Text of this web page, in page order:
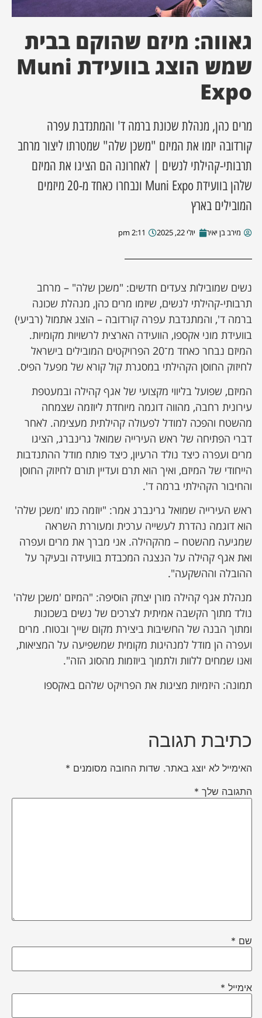
מקומית
עסקים
גאווה: מיזם שהוקם בבית
שמש הוצג בוועידת Muni
Expo
מרים כהן, מנהלת שכונת ברמה ד' והמתנדבת עפרה
קורדובה יזמו את המיזם "משכן שלה" שמטרתו ליצור מרחב
תרבותי-קהילתי לנשים | לאחרונה הם הציגו את המיזם
שלהן בוועידת Muni Expo ונבחרו כאחד מ-20 מיזמים
המובילים בארץ
מירב בן יאיר יולי 22, 2025 2:11 pm
נשים שמובילות צעדים חדשים: "משכן שלה" – מרחב
תרבותי-קהילתי לנשים, שיזמו מרים כהן, מנהלת שכונה
ברמה ד', והמתנדבת עפרה קורדובה – הוצג אתמול (רביעי)
בוועידת מוני אקספו, הוועידה הארצית לרשויות מקומיות.
המיזם נבחר כאחד מ־20 הפרויקטים המובילים בישראל
לחיזוק החוסן הקהילתי במסגרת קול קורא של מפעל הפיס.
המיזם, שפועל בליווי מקצועי של אגף קהילה ובמעטפת
עירונית רחבה, מהווה דוגמה מיוחדת ליוזמה שצמחה
מהשטח והפכה למודל לפעולה קהילתית מעצימה. לאחר
דברי הפתיחה של ראש העירייה שמואל גרינברג, הציגו
מרים ועפרה כיצד נולד הרעיון, כיצד פותח מודל ההתנדבות
הייחודי של המיזם, ואיך הוא תרם ועדיין תורם לחיזוק החוסן
והחיבור הקהילתי ברמה ד'.
ראש העירייה שמואל גרינברג אמר: "יוזמה כמו 'משכן שלה'
הוא דוגמה נהדרת לעשייה ערכית ומעוררת השראה
שמגיעה מהשטח – מהקהילה. אני מברך את מרים ועפרה
ואת אגף קהילה על הנצגה המכבדת בוועידה ובעיקר על
ההובלה וההשקעה".
מנהלת אגף קהילה מורן יצחק הוסיפה: "המיזם 'משכן שלה'
נולד מתוך הקשבה אמיתית לצרכים של נשים בשכונות
ומתוך הבנה של החשיבות ביצירת מקום שייך ובטוח. מרים
ועפרה הן מודל למנהיגות מקומית שמשפיעה על המציאות,
ואנו שמחים ללוות ולתמוך ביוזמות מהסוג הזה".
תמונה: היזמיות מציגות את הפרויקט שלהם באקספו
כתיבת תגובה
האימייל לא יוצג באתר. שדות החובה מסומנים *
התגובה שלך *
שם *
אימייל *